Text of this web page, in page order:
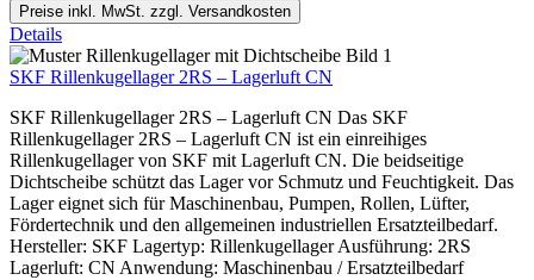
Preise inkl. MwSt. zzgl. Versandkosten
Details
SKF Rillenkugellager 2RS – Lagerluft CN
SKF Rillenkugellager 2RS – Lagerluft CN Das SKF
Rillenkugellager 2RS – Lagerluft CN ist ein einreihiges
Rillenkugellager von SKF mit Lagerluft CN. Die beidseitige
Dichtscheibe schützt das Lager vor Schmutz und Feuchtigkeit. Das
Lager eignet sich für Maschinenbau, Pumpen, Rollen, Lüfter,
Fördertechnik und den allgemeinen industriellen Ersatzteilbedarf.
Hersteller: SKF Lagertyp: Rillenkugellager Ausführung: 2RS
Lagerluft: CN Anwendung: Maschinenbau / Ersatzteilbedarf